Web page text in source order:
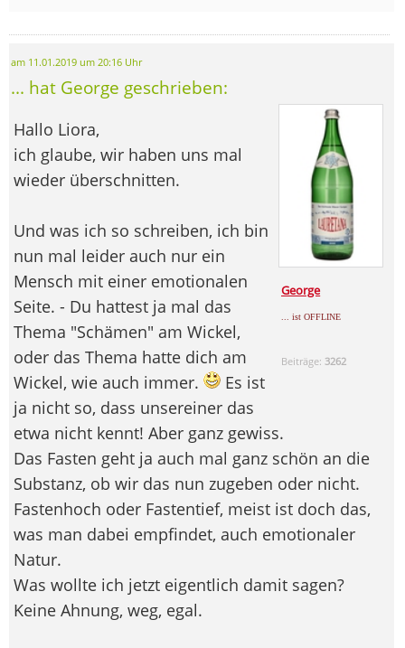
am 11.01.2019 um 20:16 Uhr
... hat George geschrieben:
George
... ist OFFLINE
Beiträge: 3262
Hallo Liora,
ich glaube, wir haben uns mal
wieder überschnitten.
Und was ich so schreiben, ich bin
nun mal leider auch nur ein
Mensch mit einer emotionalen
Seite. - Du hattest ja mal das
Thema "Schämen" am Wickel,
oder das Thema hatte dich am
Wickel, wie auch immer.
Es ist
ja nicht so, dass unsereiner das
etwa nicht kennt! Aber ganz gewiss.
Das Fasten geht ja auch mal ganz schön an die
Substanz, ob wir das nun zugeben oder nicht.
Fastenhoch oder Fastentief, meist ist doch das,
was man dabei empfindet, auch emotionaler
Natur.
Was wollte ich jetzt eigentlich damit sagen?
Keine Ahnung, weg, egal.